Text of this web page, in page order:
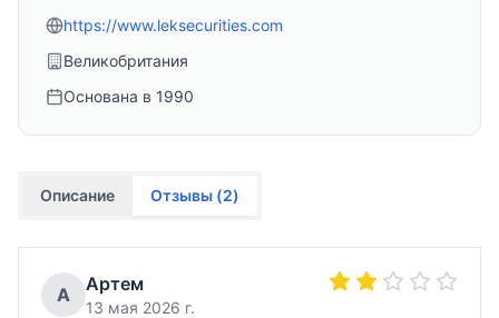
https://www.leksecurities.com
Великобритания
Основана в 1990
Описание Отзывы (2)
А Артем
13 мая 2026 г.